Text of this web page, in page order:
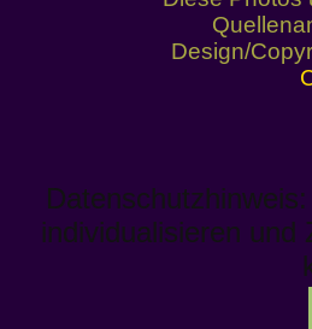
Design/
individualisieren